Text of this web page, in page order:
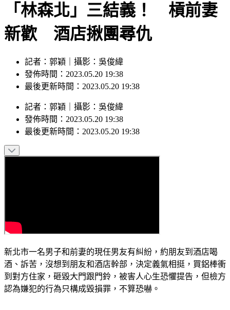
「林森北」三結義！ 槓前妻
新歡 酒店揪團尋仇
記者：郭穎｜攝影：吳俊緯
發佈時間：2023.05.20 19:38
最後更新時間：2023.05.20 19:38
記者 ： 郭穎 攝影 ： 吳俊緯
發佈時間： 2023.05.20 19:38
最後更新時間： 2023.05.20 19:38
新北市一名男子和前妻的現任男友有糾紛，約朋友到酒店喝
酒、訴苦，沒想到朋友和酒店幹部，決定義氣相挺，買鋁棒衝
到對方住家，砸毀大門跟門鈴，被害人心生恐懼提告，但檢方
認為嫌犯的行為只構成毀損罪，不算恐嚇。